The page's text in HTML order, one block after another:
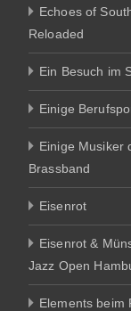
Echoes of
Reloaded
Ein Besuch im
Einige
Einige Musiker
Brassband
Eisenrot
Eisenrot &
Jazz Open
Elements beim